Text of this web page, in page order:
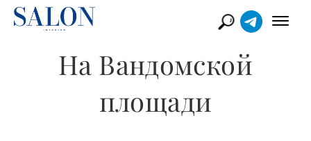
На Вандомской
площади